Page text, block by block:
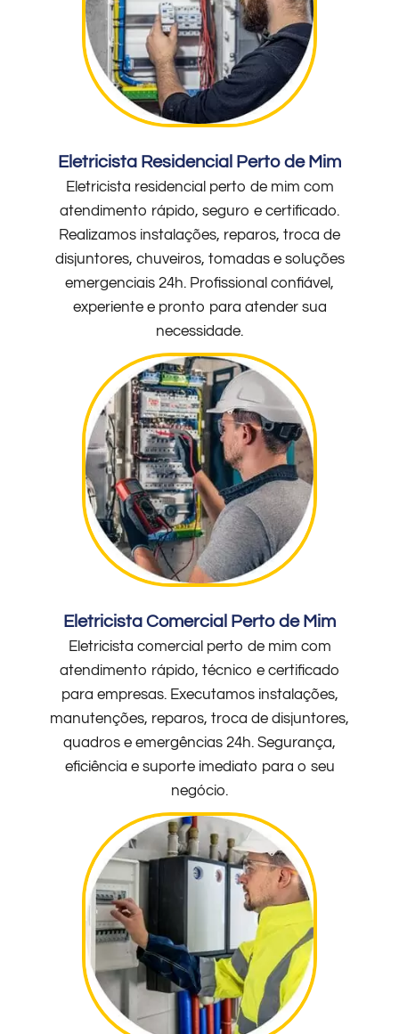
Eletricista Residencial Perto de Mim
Eletricista residencial perto de mim com
atendimento rápido, seguro e certificado.
Realizamos instalações, reparos, troca de
disjuntores, chuveiros, tomadas e soluções
emergenciais 24h. Profissional confiável,
experiente e pronto para atender sua
necessidade.
Eletricista Comercial Perto de Mim
Eletricista comercial perto de mim com
atendimento rápido, técnico e certificado
para empresas. Executamos instalações,
manutenções, reparos, troca de disjuntores,
quadros e emergências 24h. Segurança,
eficiência e suporte imediato para o seu
negócio.